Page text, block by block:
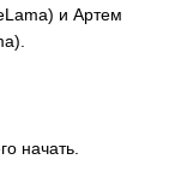
и Артем
начать.